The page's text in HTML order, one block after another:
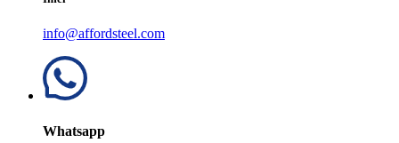
info@affordsteel.com
Whatsapp